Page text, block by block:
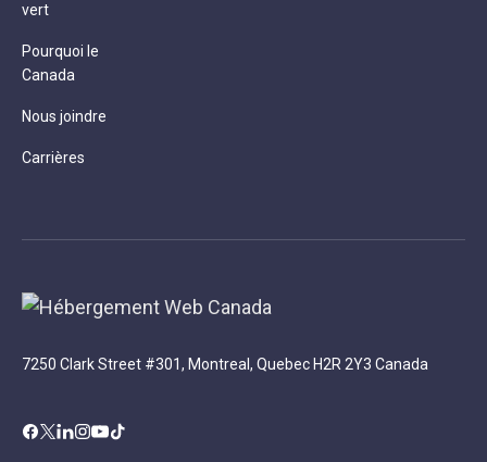
vert
Pourquoi le
Canada
Nous joindre
Carrières
7250 Clark Street #301, Montreal, Quebec H2R 2Y3 Canada